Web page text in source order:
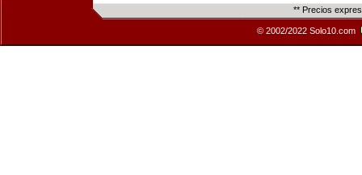
** Precios
© 2002/2022 Solo10.com